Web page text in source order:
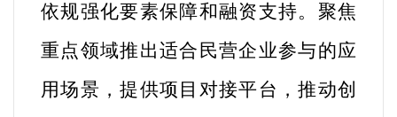
依规强化要素保障和融资支持。聚焦
重点领域推出适合民营企业参与的应
用场景，提供项目对接平台，推动创